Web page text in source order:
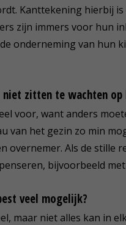
Kanttekening hierbij
zijn immers voor hun
onderneming van hun
niet zitten te wachten
voor, want anders
van het gezin zo min
overnemer. Als de stille
bijvoorbeeld
veel mogelijk?
maar niet alles kan in